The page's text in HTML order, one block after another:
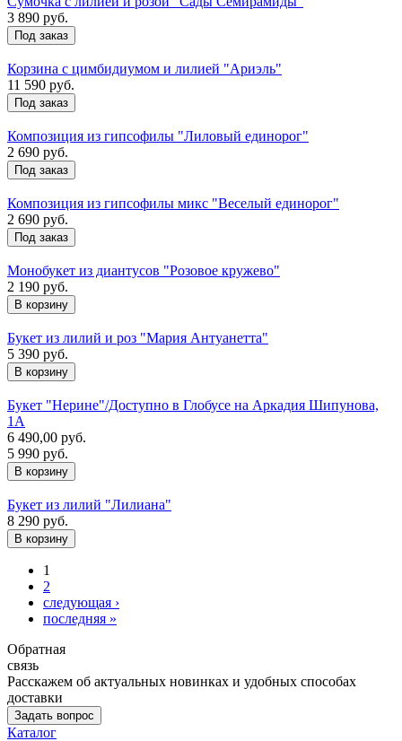
3 890 руб.
Под заказ
Корзина с цимбидиумом и лилией "Ариэль"
11 590 руб.
Под заказ
Композиция из гипсофилы "Лиловый единорог"
2 690 руб.
Под заказ
Композиция из гипсофилы микс "Веселый единорог"
2 690 руб.
Под заказ
Монобукет из диантусов "Розовое кружево"
2 190 руб.
Букет из лилий и роз "Мария Антуанетта"
5 390 руб.
Букет "Нерине"/Доступно в Глобусе на Аркадия Шипунова,
1А
6 490,00 руб.
5 990 руб.
Букет из лилий "Лилиана"
8 290 руб.
1
2
следующая ›
последняя »
Обратная
связь
Расскажем об актуальных новинках и удобных способах
доставки
Задать вопрос
Каталог